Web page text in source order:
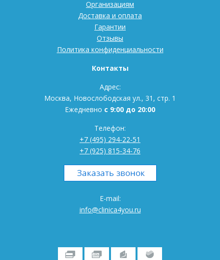
Организациям
Доставка и оплата
Гарантии
Отзывы
Политика конфиденциальности
Контакты
Адрес:
Москва, Новослободская ул., 31, стр. 1
Ежедневно с 9:00 до 20:00
Телефон:
+7 (495) 294-22-51
+7 (925) 815-34-76
E-mail:
info@clinica4you.ru